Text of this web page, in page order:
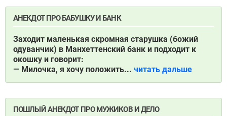
АНЕКДОТ ПРО БАБУШКУ И БАНК
Заходит маленькая скромная старушка (божий
одуванчик) в Манхеттенский банк и подходит к
окошку и говорит:
— Милочка, я хочу положить... читать дальше
ПОШЛЫЙ АНЕКДОТ ПРО МУЖИКОВ И ДЕЛО